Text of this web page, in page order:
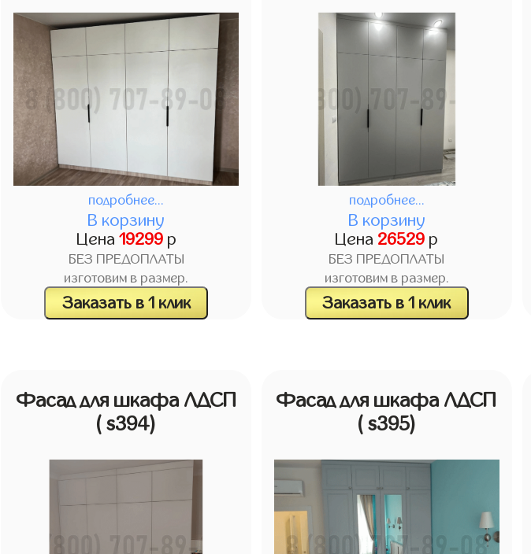
подробнее...
В корзину
Цена 19299р
БЕЗ ПРЕДОПЛАТЫ
изготовим в размер.
Заказать в 1 клик
подробнее...
В корзину
Цена 26529 р
БЕЗ ПРЕДОПЛАТЫ
изготовим в размер.
Заказать в 1 клик
Фасад для шкафа ЛДСП
( s394)
Фасад для шкафа ЛДСП
( s395)